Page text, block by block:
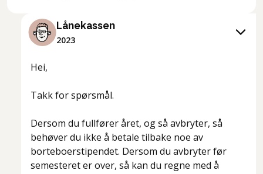
Lånekassen
2023
Hei,
Takk for spørsmål.
Dersom du fullfører året, og så avbryter, så
behøver du ikke å betale tilbake noe av
borteboerstipendet. Dersom du avbryter før
semesteret er over, så kan du regne med å